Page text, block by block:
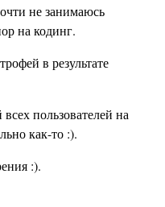
не занимаюсь
на кодинг.
в результате
пользователей на
как-то :).
:).